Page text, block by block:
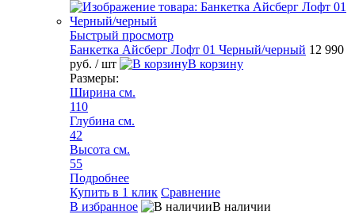
Быстрый просмотр
Банкетка Айсберг Лофт 01 Черный/черный 12 990
руб. / шт
В корзину
Размеры:
Ширина см.
110
Глубина см.
42
Высота см.
55
Подробнее
Купить в 1 клик Сравнение
В избранное
В наличии